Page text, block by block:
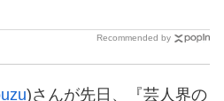
Recommended by
)さんが先日、『芸人界の